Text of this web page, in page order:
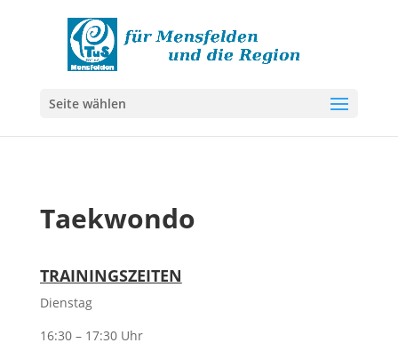
Seite wählen
Taekwondo
TRAININGSZEITEN
Dienstag
16:30 – 17:30 Uhr